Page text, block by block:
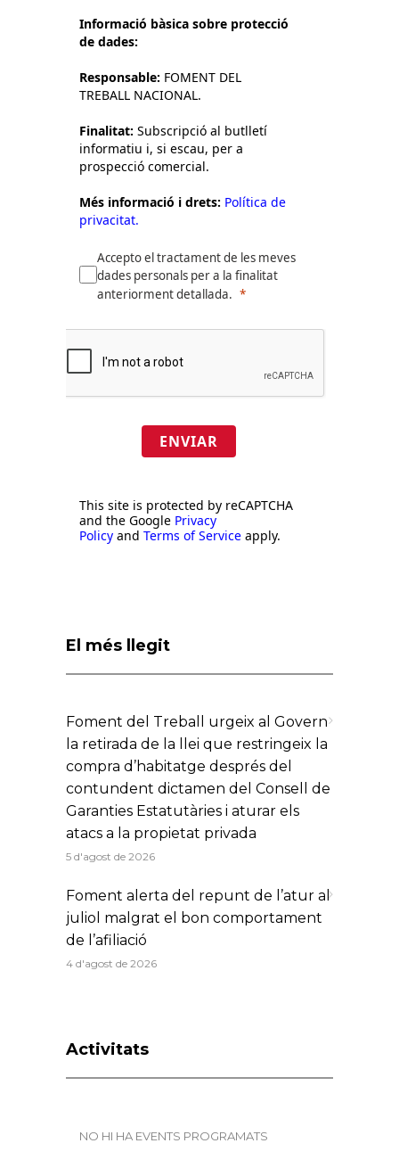
Informació bàsica sobre protecció
de dades:
Responsable: FOMENT DEL
TREBALL NACIONAL.
Finalitat: Subscripció al butlletí
informatiu i, si escau, per a
prospecció comercial.
Més informació i drets: Política de
privacitat.
Accepto el tractament de les meves
dades personals per a la finalitat
anteriorment detallada.
ENVIAR
This site is protected by reCAPTCHA
and the Google Privacy
Policy and Terms of Service apply.
El més llegit
Foment del Treball urgeix al Govern
la retirada de la llei que restringeix la
compra d’habitatge després del
contundent dictamen del Consell de
Garanties Estatutàries i aturar els
atacs a la propietat privada
5 d'agost de 2026
Foment alerta del repunt de l’atur al
juliol malgrat el bon comportament
de l’afiliació
4 d'agost de 2026
Activitats
NO HI HA EVENTS PROGRAMATS